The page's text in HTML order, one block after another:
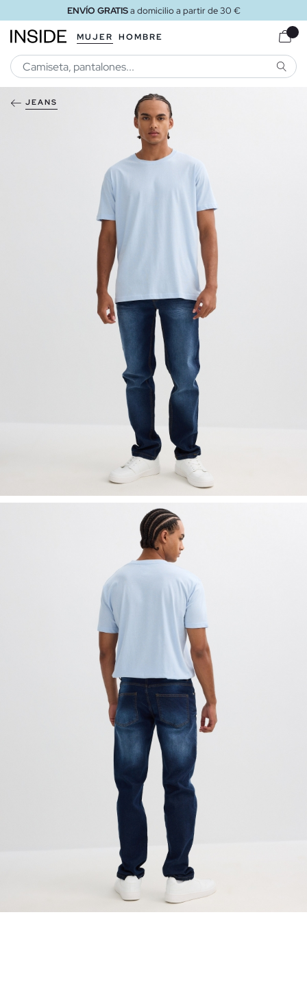
ENVÍO GRATISa domicilio a partir de 30 €
MUJER HOMBRE
JEANS